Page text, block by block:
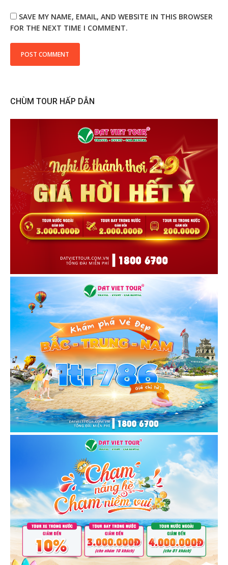
SAVE MY NAME, EMAIL, AND WEBSITE IN THIS BROWSER
FOR THE NEXT TIME I COMMENT.
CHÙM TOUR HẤP DẪN